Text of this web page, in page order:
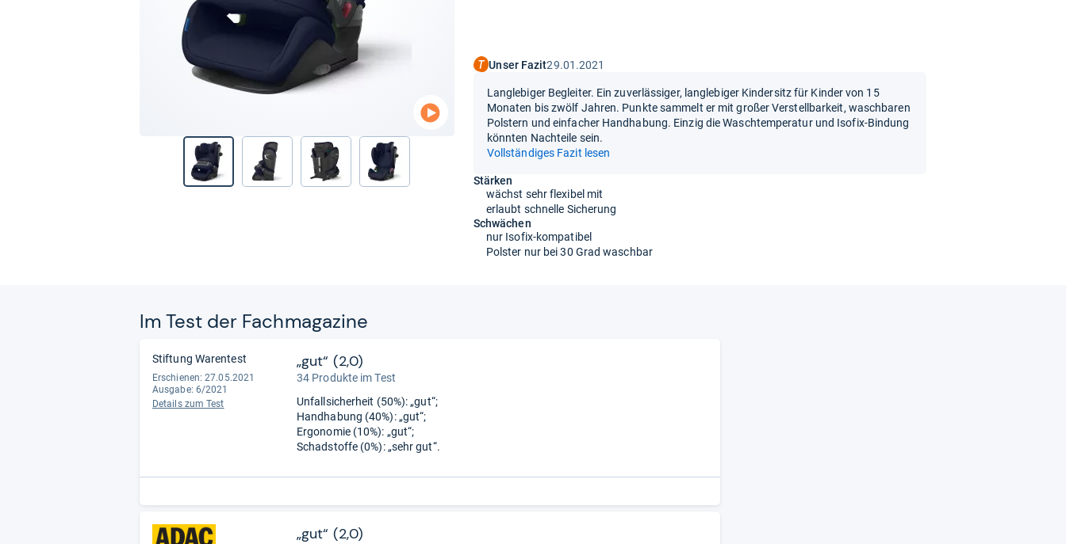
Unser Fazit29.01.2021
Langlebiger Begleiter. Ein zuverlässiger, langlebiger Kindersitz für Kinder von 15
Monaten bis zwölf Jahren. Punkte sammelt er mit großer Verstellbarkeit, waschbaren
Polstern und einfacher Handhabung. Einzig die Waschtemperatur und Isofix-Bindung
könnten Nachteile sein.
Vollständiges Fazit lesen
Stärken
wächst sehr flexibel mit
erlaubt schnelle Sicherung
Schwächen
nur Isofix-kompatibel
Polster nur bei 30 Grad waschbar
Im Test der Fach­ma­ga­zine
Stiftung Warentest
Erschienen: 27.05.2021
Ausgabe: 6/2021
Details zum Test
„gut“ (2,0)
34 Produkte im Test
Unfallsicherheit (50%): „gut“;
Handhabung (40%): „gut“;
Ergonomie (10%): „gut“;
Schadstoffe (0%): „sehr gut“.
„gut“ (2,0)